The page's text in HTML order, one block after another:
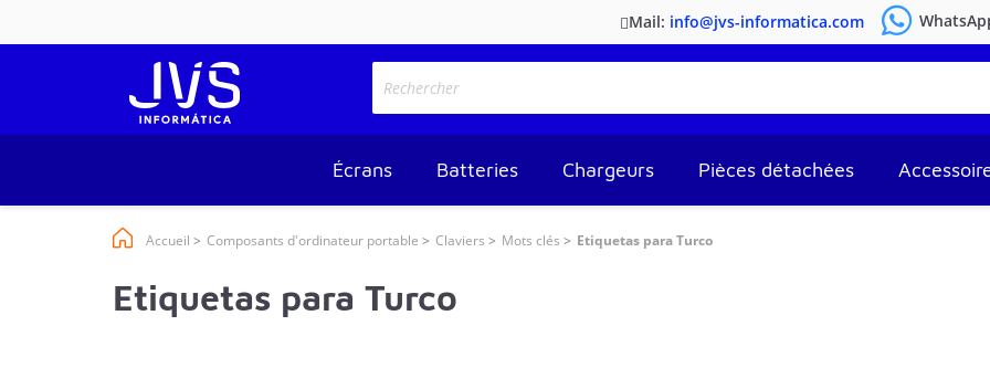
Mail: info@jvs-informatica.com
Écrans Batteries Chargeurs Pièces détachées
Accueil Composants d'ordinateur portable Claviers Mots clés Etiquetas para Turco
Etiquetas para Turco